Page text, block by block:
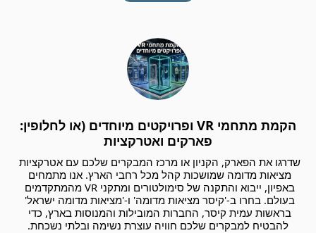
הקמת מתחמי VR ופרויקטים מיוחדים (או לחלופין:
פארקים ואטרקציות
שדרגו את הפארק, הקניון או מרכז המבקרים שלכם עם אטרקציות
מציאות מדומה שמושכות קהל מכל רחבי הארץ. אנו מתמחים
באפיון, ייבוא והתקנה של סימולטורים ומתקני VR מהמתקדמים
בעולם. בחרו ב-'קיסר מציאות מדומה' ו-'מציאות מדומה ישראל'
בראשות עמית קיסר, החברות המובילות והמנוסות בארץ, כדי
להבטיח למבקרים שלכם חוויה עוצרת נשימה ובלתי נשכחת.